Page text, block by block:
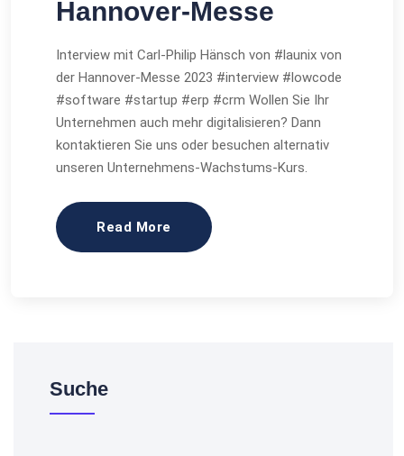
Hannover-Messe
Interview mit Carl-Philip Hänsch von #launix von
der Hannover-Messe 2023 #interview #lowcode
#software #startup #erp #crm Wollen Sie Ihr
Unternehmen auch mehr digitalisieren? Dann
kontaktieren Sie uns oder besuchen alternativ
unseren Unternehmens-Wachstums-Kurs.
Read More
Suche